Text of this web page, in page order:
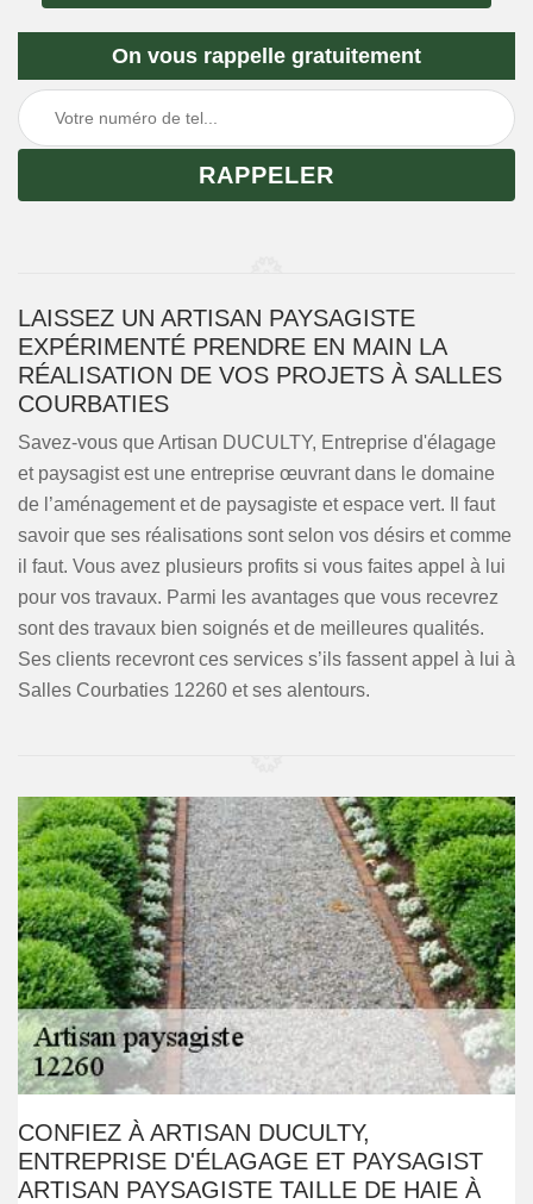
On vous rappelle gratuitement
LAISSEZ UN ARTISAN PAYSAGISTE
EXPÉRIMENTÉ PRENDRE EN MAIN LA
RÉALISATION DE VOS PROJETS À SALLES
COURBATIES
Savez-vous que Artisan DUCULTY, Entreprise d'élagage
et paysagist est une entreprise œuvrant dans le domaine
de l’aménagement et de paysagiste et espace vert. Il faut
savoir que ses réalisations sont selon vos désirs et comme
il faut. Vous avez plusieurs profits si vous faites appel à lui
pour vos travaux. Parmi les avantages que vous recevrez
sont des travaux bien soignés et de meilleures qualités.
Ses clients recevront ces services s’ils fassent appel à lui à
Salles Courbaties 12260 et ses alentours.
CONFIEZ À ARTISAN DUCULTY,
ENTREPRISE D'ÉLAGAGE ET PAYSAGIST
ARTISAN PAYSAGISTE TAILLE DE HAIE À